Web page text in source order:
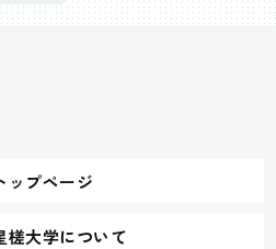
ップページ
槎大学について